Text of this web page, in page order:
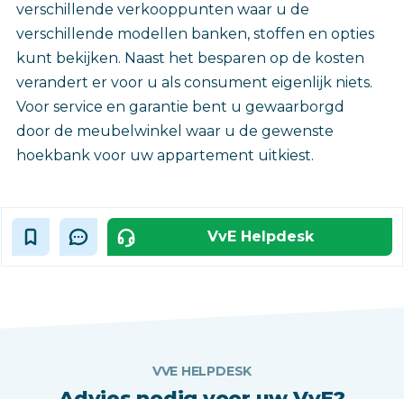
verschillende verkooppunten waar u de
verschillende modellen banken, stoffen en opties
kunt bekijken. Naast het besparen op de kosten
verandert er voor u als consument eigenlijk niets.
Voor service en garantie bent u gewaarborgd
door de meubelwinkel waar u de gewenste
hoekbank voor uw appartement uitkiest.
VvE Helpdesk
VVE HELPDESK